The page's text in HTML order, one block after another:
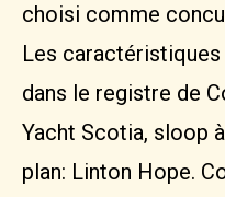
choisi comme
Les
dans le registre de
Yacht Scotia, sloop
plan: Linton Hope.